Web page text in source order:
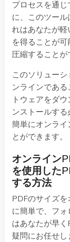
プロセスを通
に、このツー
れはあなたが
を得ることが
圧縮することが
このソリュー
ンラインであ
トウェアをダ
ンストールす
簡単にオンラ
とができます。
オンライン
を使用した
する方法
PDFのサイズ
に簡単で、フ
はあなたが早
疑問にお任せし